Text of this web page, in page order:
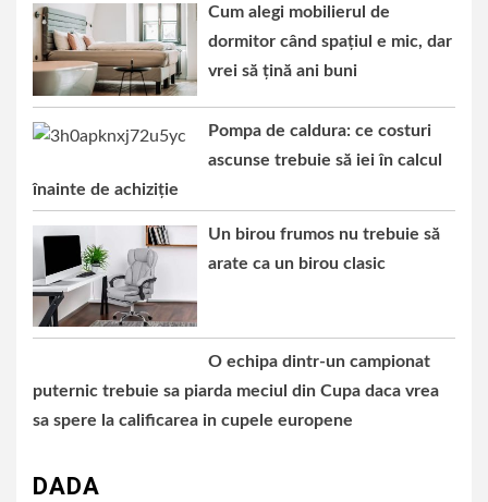
Cum alegi mobilierul de
dormitor când spațiul e mic, dar
vrei să țină ani buni
Pompa de caldura: ce costuri
ascunse trebuie să iei în calcul
înainte de achiziție
Un birou frumos nu trebuie să
arate ca un birou clasic
O echipa dintr-un campionat
puternic trebuie sa piarda meciul din Cupa daca vrea
sa spere la calificarea in cupele europene
DADA